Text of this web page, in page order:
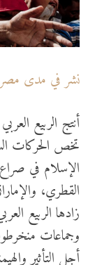
نشر في مدى مصر
أنتج الربيع
تخص الحركات
الإسلام في صراع
القطري،
زادها الربيع
وجماعات
أجل التأثير